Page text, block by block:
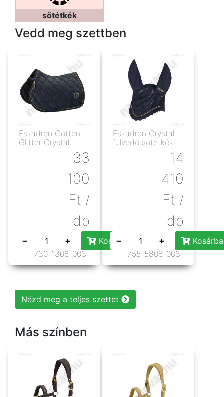
sötétkék
Vedd meg szettben
Eskadron Cotton
Glitter Crystal
nyeregalátét skék
33
100
Ft /
db
− +
Kosárba rakás
730-1306-003
Eskadron Crystal
fülvédő sötétkék
14
410
Ft /
db
− +
755-5806-003
Nézd meg a teljes szettet
Más színben